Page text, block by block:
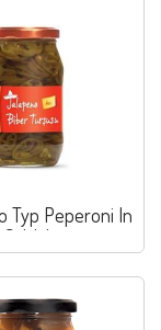
Typ Peperoni In
Salzlake